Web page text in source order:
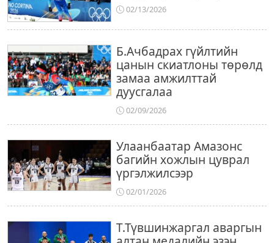
02/13/2026
Б.Ачбадрах гүйлтийн
цанын скиатлоны төрөлд
замаа амжилттай
дуусгалаа
02/09/2026
Улаанбаатар Амазонс
багийн хожлын цуврал
үргэлжилсээр
02/01/2026
Т.Түвшинжаргал аваргын